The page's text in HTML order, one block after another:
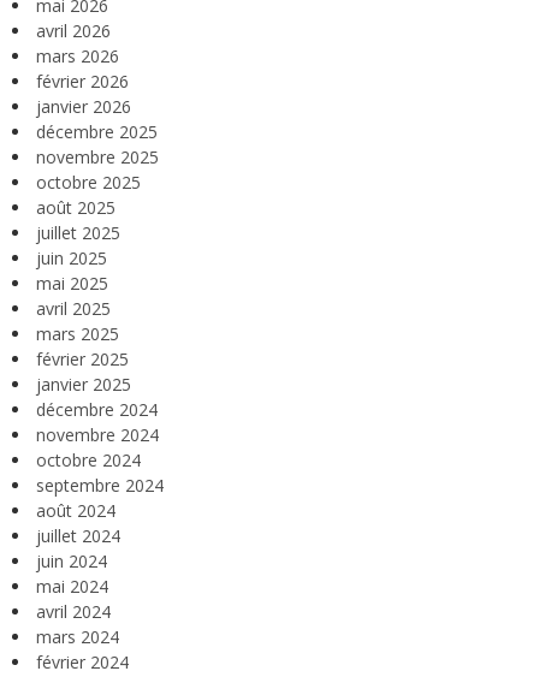
mai 2026
avril 2026
mars 2026
février 2026
janvier 2026
décembre 2025
novembre 2025
octobre 2025
août 2025
juillet 2025
juin 2025
mai 2025
avril 2025
mars 2025
février 2025
janvier 2025
décembre 2024
novembre 2024
octobre 2024
septembre 2024
août 2024
juillet 2024
juin 2024
mai 2024
avril 2024
mars 2024
février 2024